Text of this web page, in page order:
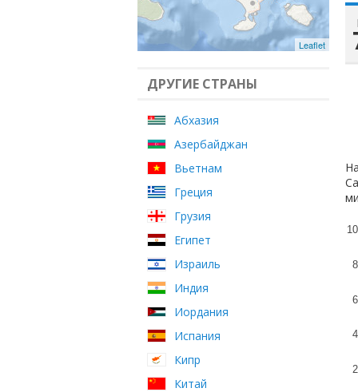
Leaflet
ДРУГИЕ СТРАНЫ
Абхазия
Азербайджан
Вьетнам
Греция
Грузия
Египет
Израиль
Индия
Иордания
Испания
Кипр
Китай